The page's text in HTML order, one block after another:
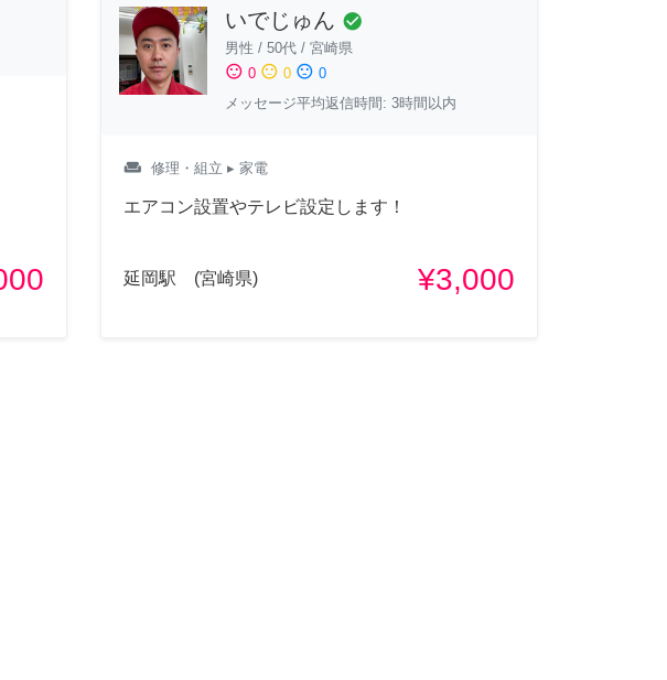
いでじゅん check_circle
男性 / 50代/ 宮崎県
sentiment_satisfied 0 sentiment_neutral 0 sentiment_dissatisfied 0
メッセージ平均返信時間: 3時間以内
weekend 修理・組立 ▸ 家電
エアコン設置やテレビ設定します！
延岡駅 (宮崎県) ¥3,000